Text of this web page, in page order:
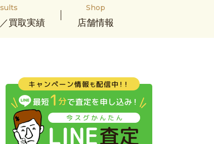
買取実績
Shop
店舗情報